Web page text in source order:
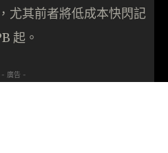
尤其前者將低成本快閃記
起。
- 廣告 -